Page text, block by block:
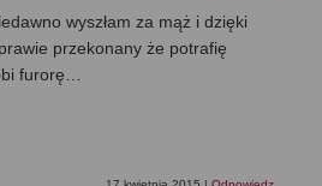
wyszłam za mąż i dzięki
przekonany że potrafię
furorę…